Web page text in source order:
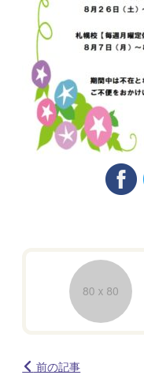
前の記事